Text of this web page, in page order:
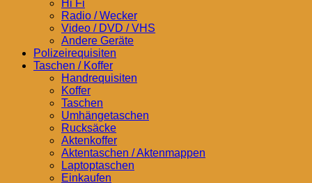
Hi Fi
Radio / Wecker
Video / DVD / VHS
Andere Geräte
Polizeirequisiten
Taschen / Koffer
Handrequisiten
Koffer
Taschen
Umhängetaschen
Rucksäcke
Aktenkoffer
Aktentaschen / Aktenmappen
Laptoptaschen
Einkaufen